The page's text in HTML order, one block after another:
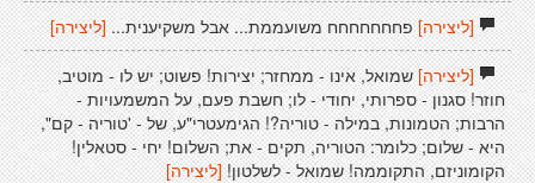
[ליצירה]פחחחחחחח משועממת... אבל משקיענית... [ליצירה]
[ליצירה]שמואל, אינו - ממחזר; יצירות! פשוט; יש לו - מוטיב,
חוזר! סגנון - ספרותי, יחודי - לו; חשבת פעם, על המשמעויות -
הרבות; הטמונות, במילה - טוריה?! הגימעטרי"ע, של - 'טוריה - קם",
היא - שלום; כלומר: הטוריה, תקים - את; השלום! יחי - סטאלין!
הקומוניזם, התקוממה! שמואל - לשלטון![ליצירה]